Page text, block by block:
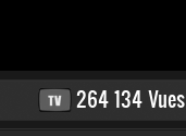
264 134 Vues